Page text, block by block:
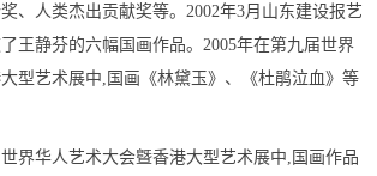
、人类杰出贡献奖等。2002年3月山东建设报艺
王静芬的六幅国画作品。2005年在第九届世界
型艺术展中,国画《林黛玉》、《杜鹃泣血》等
界华人艺术大会曁香港大型艺术展中,国画作品